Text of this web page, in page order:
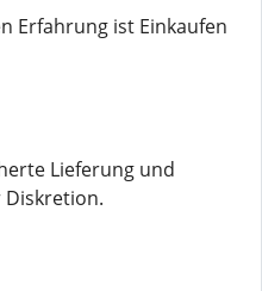
Erfahrung ist Einkaufen
Lieferung und